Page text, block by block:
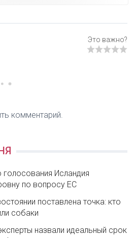
комментарий.
голосования Исландия
по вопросу ЕС
поставлена точка: кто
собаки
назвали идеальный срок